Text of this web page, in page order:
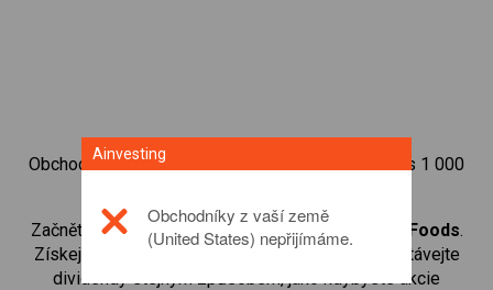
Obchodujte na obchodní platformě Ainvesting přes 1 000
Začněte obchodovat CFD naAssociated British Foods.
Získejte přístup ke kurzům v reálném čase a dostávejte
dividendy stejným způsobem, jako kdybyste akcie
Ainvesting
Obchodníky z vaší země
(United States) nepřijímáme.